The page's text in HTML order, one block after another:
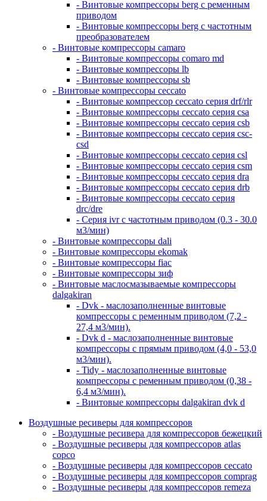
- Винтовые компрессоры berg с ременным
приводом
- Винтовые компрессоры berg с частотным
преобразователем
- Винтовые компрессоры camaro
- Винтовые компрессоры comaro md
- Винтовые компрессоры lb
- Винтовые компрессоры sb
- Винтовые компрессоры ceccato
- Винтовые компрессор ceccato серия drf/rlr
- Винтовые компрессоры ceccato серия csa
- Винтовые компрессоры ceccato серия csb
- Винтовые компрессоры ceccato серия csc-
csd
- Винтовые компрессоры ceccato серия csl
- Винтовые компрессоры ceccato серия csm
- Винтовые компрессоры ceccato серия dra
- Винтовые компрессоры ceccato серия drb
- Винтовые компрессоры ceccato серия
drc/dre
- Серия ivr с частотным приводом (0.3 - 30.0
м3/мин)
- Винтовые компрессоры dali
- Винтовые компрессоры ekomak
- Винтовые компрессоры fiac
- Винтовые компрессоры зиф
- Винтовые маслосмазываемые компрессоры
dalgakiran
- Dvk - маслозаполненные винтовые
компрессоры с ременным приводом (7,2 -
27,4 м3/мин).
- Dvk d - маслозаполненные винтовые
компрессоры с прямым приводом (4,0 - 53,0
м3/мин).
- Tidy - маслозаполненные винтовые
компрессоры с ременным приводом (0,38 -
6,4 м3/мин).
- Винтовые компрессоры dalgakiran dvk d
Воздушные ресиверы для компрессоров
- Воздушные ресивера для компрессоров бежецкий
- Воздушные ресиверы для компрессоров atlas
copco
- Воздушные ресиверы для компрессоров ceccato
- Воздушные ресиверы для компрессоров comprag
- Воздушные ресиверы для компрессоров remeza